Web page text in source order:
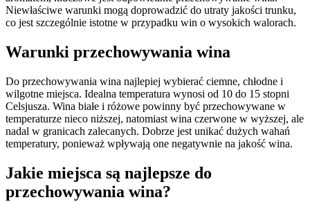
Niewłaściwe warunki mogą doprowadzić do utraty jakości trunku,
co jest szczególnie istotne w przypadku win o wysokich walorach.
Warunki przechowywania wina
Do przechowywania wina najlepiej wybierać ciemne, chłodne i
wilgotne miejsca. Idealna temperatura wynosi od 10 do 15 stopni
Celsjusza. Wina białe i różowe powinny być przechowywane w
temperaturze nieco niższej, natomiast wina czerwone w wyższej, ale
nadal w granicach zalecanych. Dobrze jest unikać dużych wahań
temperatury, ponieważ wpływają one negatywnie na jakość wina.
Jakie miejsca są najlepsze do
przechowywania wina?